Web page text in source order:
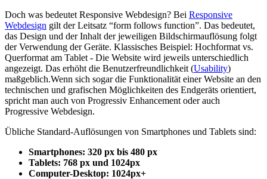
Doch was bedeutet Responsive Webdesign? Bei Responsive
Webdesign gilt der Leitsatz “form follows function”. Das bedeutet,
das Design und der Inhalt der jeweiligen Bildschirmauflösung folgt
der Verwendung der Geräte. Klassisches Beispiel: Hochformat vs.
Querformat am Tablet - Die Website wird jeweils unterschiedlich
angezeigt. Das erhöht die Benutzerfreundlichkeit (Usability)
maßgeblich.Wenn sich sogar die Funktionalität einer Website an den
technischen und grafischen Möglichkeiten des Endgeräts orientiert,
spricht man auch von Progressiv Enhancement oder auch
Progressive Webdesign.
Übliche Standard-Auflösungen von Smartphones und Tablets sind:
Smartphones: 320 px bis 480 px
Tablets: 768 px und 1024px
Computer-Desktop: 1024px+